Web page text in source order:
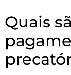
Quais